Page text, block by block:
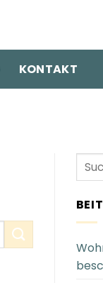
KONTAKT